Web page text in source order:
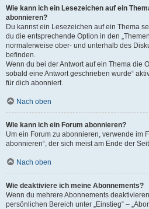
Wie kann ich ein Lesezeichen auf ein
abonnieren?
Du kannst ein Lesezeichen auf ein Thema
du die entsprechende Option in den
normalerweise ober- und unterhalb des
befinden.
Wenn du bei der Antwort auf ein Thema die
sobald eine Antwort geschrieben wurde“
für dich abonniert.
Nach oben
Wie kann ich ein Forum abonnieren?
Um ein Forum zu abonnieren, verwende im
abonnieren“, der sich meist am Ende der
Nach oben
Wie deaktiviere ich meine Abonnements?
Wenn du mehrere Abonnements
persönlichen Bereich unter „Einstieg“ –